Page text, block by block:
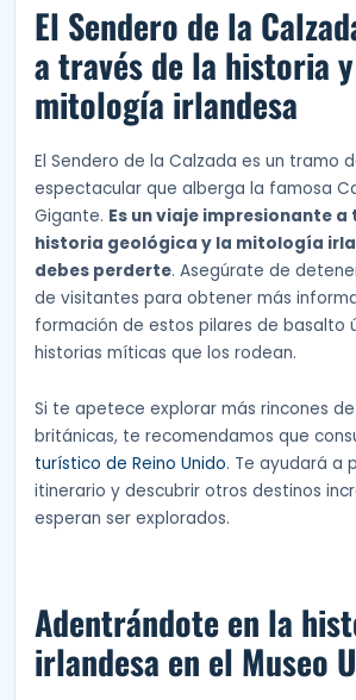
El Sendero de la
a través de la historia
mitología irlandesa
El Sendero de la Calzada es un tramo
espectacular que alberga la famosa
Gigante. Es un viaje impresionante a
historia geológica y la mitología
debes perderte. Asegúrate de
de visitantes para obtener más
formación de estos pilares de basalto
historias míticas que los rodean.
Si te apetece explorar más rincones de
británicas, te recomendamos que
turístico de Reino Unido. Te ayudará a
itinerario y descubrir otros destinos
esperan ser explorados.
Adentrándote en la
irlandesa en el Museo